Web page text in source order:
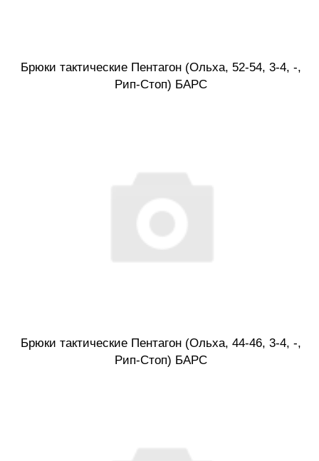
Брюки тактические Пентагон (Ольха, 52-54, 3-4, -,
Рип-Стоп) БАРС
Брюки тактические Пентагон (Ольха, 44-46, 3-4, -,
Рип-Стоп) БАРС